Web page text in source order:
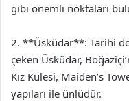
gibi önemli noktaları
2. **Üsküdar**: Tarihi
çeken Üsküdar,
Kız Kulesi, Maiden’s
yapıları ile ünlüdür.